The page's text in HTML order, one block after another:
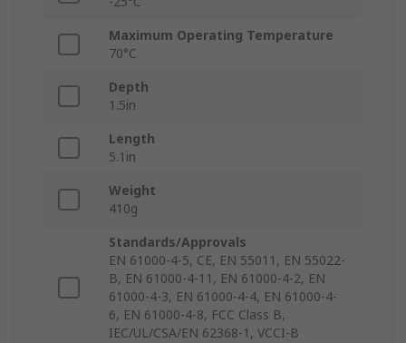
Maximum Operating Temperature
70°C
Depth
1.5in
Length
5.1in
Weight
410g
Standards/Approvals
EN 61000-4-5, CE, EN 55011, EN 55022-
B, EN 61000-4-11, EN 61000-4-2, EN
61000-4-3, EN 61000-4-4, EN 61000-4-
6, EN 61000-4-8, FCC Class B,
IEC/UL/CSA/EN 62368-1, VCCI-B